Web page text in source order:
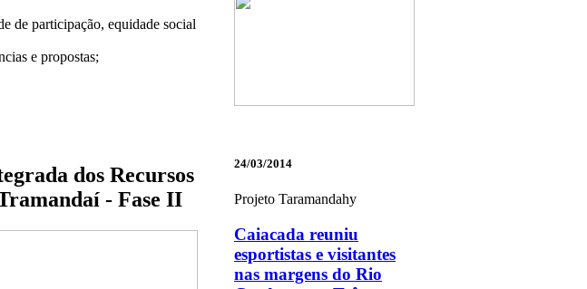
de participação, equidade social
e propostas;
dos Recursos
- Fase II
24/03/2014
Projeto Taramandahy
Caiacada reuniu
esportistas e visitantes
nas margens do Rio